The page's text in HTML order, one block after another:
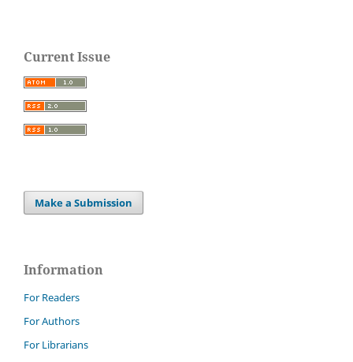
Current Issue
Make a Submission
Information
For Readers
For Authors
For Librarians